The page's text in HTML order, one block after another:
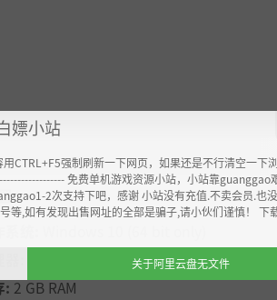
影响。是接受挑战获取珍贵奖励，还是谨
:
Intel Core i5-7500
: 2 GB RAM
嫖小站
CTRL+F5强制刷新一下网页，如果还是不行清空一下
免费单机游戏资源小站，小站靠guanggao
2次支持下吧，感谢 小站没有充值.不卖会员.也
等,如有发现出售网址的全部是骗子,请小伙们谨慎！ 下
关于阿里云盘无文件